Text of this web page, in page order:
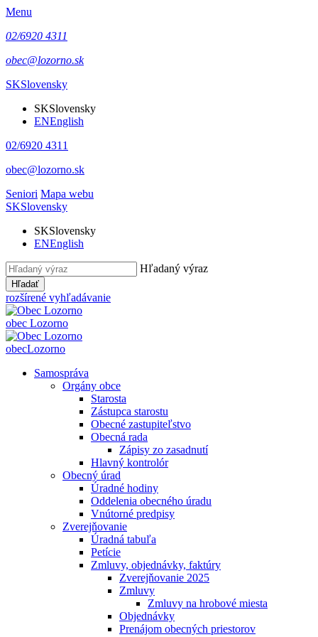
Menu
02/6920 4311
obec@lozorno.sk
SKSlovensky
SKSlovensky
ENEnglish
02/6920 4311
obec@lozorno.sk
Seniori Mapa webu
SKSlovensky
SKSlovensky
ENEnglish
Hľadaný výraz
Hľadať
rozšírené vyhľadávanie
obec Lozorno
obecLozorno
Samospráva
Orgány obce
Starosta
Zástupca starostu
Obecné zastupiteľstvo
Obecná rada
Zápisy zo zasadnutí
Hlavný kontrolór
Obecný úrad
Úradné hodiny
Oddelenia obecného úradu
Vnútorné predpisy
Zverejňovanie
Úradná tabuľa
Petície
Zmluvy, objednávky, faktúry
Zverejňovanie 2025
Zmluvy
Zmluvy na hrobové miesta
Objednávky
Prenájom obecných priestorov